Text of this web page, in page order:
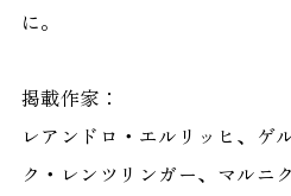
に。
掲載作家：
レアンドロ・エルリッヒ、ゲ
ク・レンツリンガー、マルニ